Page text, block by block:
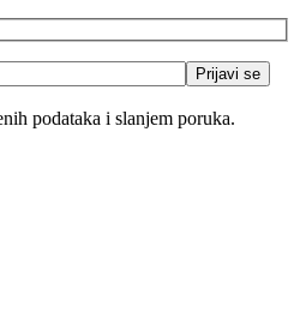
podataka i slanjem poruka.